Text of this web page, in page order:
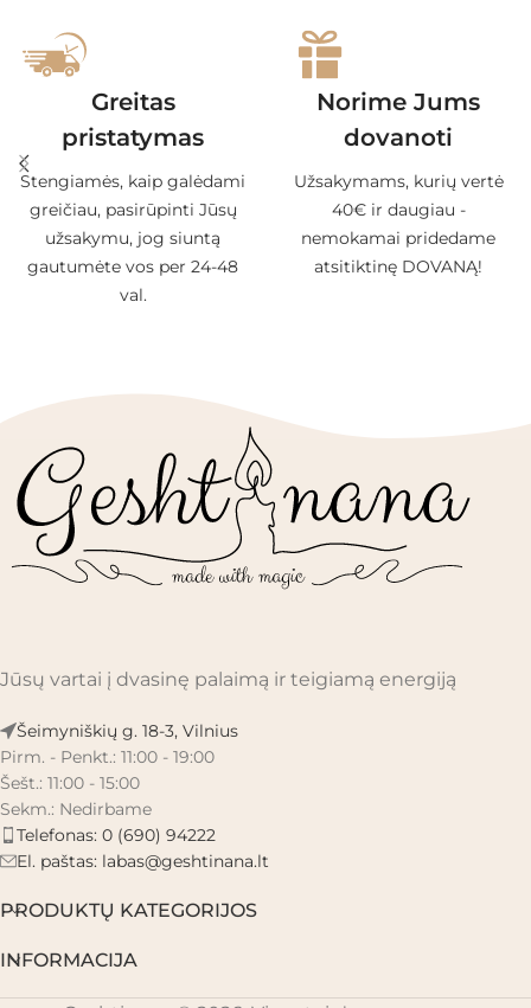
Greitas
pristatymas
Stengiamės, kaip galėdami
greičiau, pasirūpinti Jūsų
užsakymu, jog siuntą
gautumėte vos per 24-48
val.
Norime Jums
dovanoti
Užsakymams, kurių vertė
40€ ir daugiau -
nemokamai pridedame
atsitiktinę DOVANĄ!
Jūsų vartai į dvasinę palaimą ir teigiamą energiją
Šeimyniškių g. 18-3, Vilnius
Pirm. - Penkt.: 11:00 - 19:00
Šešt.: 11:00 - 15:00
Sekm.: Nedirbame
Telefonas: 0 (690) 94222
El. paštas: labas@geshtinana.lt
PRODUKTŲ KATEGORIJOS
INFORMACIJA